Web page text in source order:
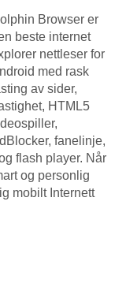
Browser er
beste internet
nettleser for
med rask
av sider,
HTML5
fanelinje,
flash player. Når
og personlig
mobilt Internett